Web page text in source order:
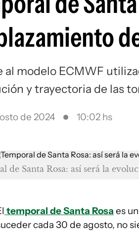
al modelo ECMWF
y trayectoria de las
de 2024 10:02 hs
de Santa Rosa: así será la
temporal de Santa Rosa es
cada 30 de agosto, no